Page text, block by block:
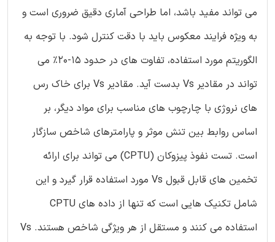
می تواند مفید باشد، اما طراحی آماری دقیق ضروری است و
به ویژه فرایند معکوس باید با دقت کنترل شود. با توجه به
الگوریتم مورد استفاده، تفاوت های در حدود 15-20٪ می
تواند در مقادیر Vs بدست آید. مقادیر Vs برای خاک رس
های نروژی با چارچوب های مناسب برای مواد دیگر، بر
اساس روابط بین تنش موثر و پارامترهای شاخص سازگار
است. تست نفوذ پیزوکان (CPTU) می تواند برای ارائه
تخمین های قابل قبول Vs مورد استفاده قرار گیرد و این
شامل تکنیک هایی است که تنها از داده های CPTU
استفاده می کنند و مستقل از هر ویژگی شاخص هستند. Vs